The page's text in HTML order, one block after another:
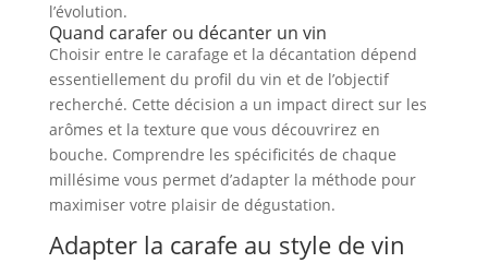
l’évolution.
Quand carafer ou décanter un vin
Choisir entre le carafage et la décantation dépend
essentiellement du profil du vin et de l’objectif
recherché. Cette décision a un impact direct sur les
arômes et la texture que vous découvrirez en
bouche. Comprendre les spécificités de chaque
millésime vous permet d’adapter la méthode pour
maximiser votre plaisir de dégustation.
Adapter la carafe au style de vin